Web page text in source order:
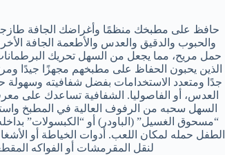
والحبوب والدقيق والعدس والأطعمة الجافة
الذين يحبون الحفاظ على مطبخهم مجهزًا جيدًا
العدس، أو الفاصوليا. الشفافية تساعدك على
“مسحوق الغسيل” (الباودر) أو “الكبسولات”
لنقل المقرمشات أو الفواكه